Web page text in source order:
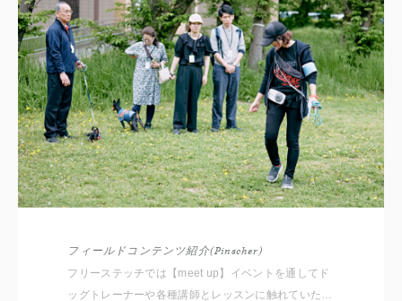
フィールドコンテンツ紹介(Pinscher)
フリーステッチでは【meet up】イベントを通してド
ッグトレーナーや各種講師とレッスンに触れていただ